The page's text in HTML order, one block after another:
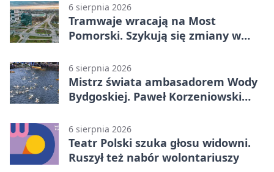
6 sierpnia 2026
Tramwaje wracają na Most
Pomorski. Szykują się zmiany w
6 sierpnia 2026
Mistrz świata ambasadorem Wody
Bydgoskiej. Paweł Korzeniowski
6 sierpnia 2026
Teatr Polski szuka głosu widowni.
Ruszył też nabór wolontariuszy